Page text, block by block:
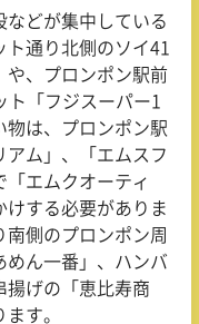
などが集中している
ト通り北側のソイ41
や、プロンポン駅前
ト「フジスーパー1
物は、プロンポン駅
アム」、「エムスフ
「エムクオーティ
けする必要がありま
側のプロンポン周
めん一番」、ハンバ
揚げの「恵比寿商
す。